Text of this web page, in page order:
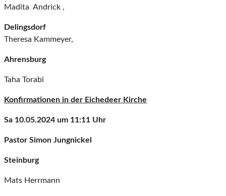
Madita Andrick ,
Delingsdorf
Theresa Kammeyer,
Ahrensburg
Taha Torabi
Konfirmationen in der Eichedeer Kirche
Sa 10.05.2024 um 11:11 Uhr
Pastor Simon Jungnickel
Steinburg
Mats Herrmann